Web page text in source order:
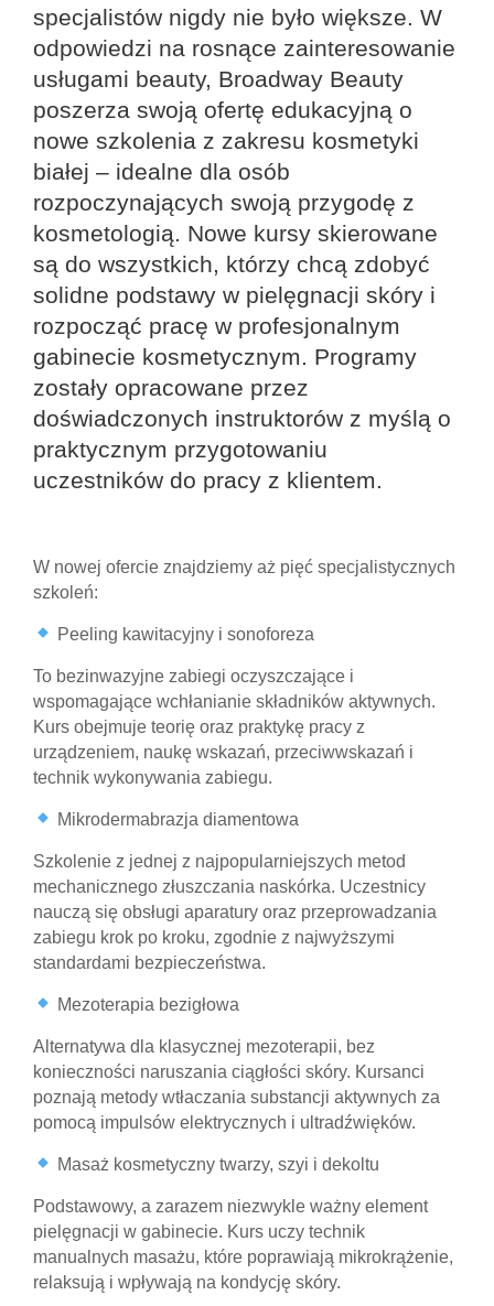
specjalistów nigdy nie było większe. W
odpowiedzi na rosnące zainteresowanie
usługami beauty, Broadway Beauty
poszerza swoją ofertę edukacyjną o
nowe szkolenia z zakresu kosmetyki
białej – idealne dla osób
rozpoczynających swoją przygodę z
kosmetologią. Nowe kursy skierowane
są do wszystkich, którzy chcą zdobyć
solidne podstawy w pielęgnacji skóry i
rozpocząć pracę w profesjonalnym
gabinecie kosmetycznym. Programy
zostały opracowane przez
doświadczonych instruktorów z myślą o
praktycznym przygotowaniu
uczestników do pracy z klientem.
W nowej ofercie znajdziemy aż pięć specjalistycznych
szkoleń:
Peeling kawitacyjny i sonoforeza
To bezinwazyjne zabiegi oczyszczające i
wspomagające wchłanianie składników aktywnych.
Kurs obejmuje teorię oraz praktykę pracy z
urządzeniem, naukę wskazań, przeciwwskazań i
technik wykonywania zabiegu.
Mikrodermabrazja diamentowa
Szkolenie z jednej z najpopularniejszych metod
mechanicznego złuszczania naskórka. Uczestnicy
nauczą się obsługi aparatury oraz przeprowadzania
zabiegu krok po kroku, zgodnie z najwyższymi
standardami bezpieczeństwa.
Mezoterapia bezigłowa
Alternatywa dla klasycznej mezoterapii, bez
konieczności naruszania ciągłości skóry. Kursanci
poznają metody wtłaczania substancji aktywnych za
pomocą impulsów elektrycznych i ultradźwięków.
Masaż kosmetyczny twarzy, szyi i dekoltu
Podstawowy, a zarazem niezwykle ważny element
pielęgnacji w gabinecie. Kurs uczy technik
manualnych masażu, które poprawiają mikrokrążenie,
relaksują i wpływają na kondycję skóry.